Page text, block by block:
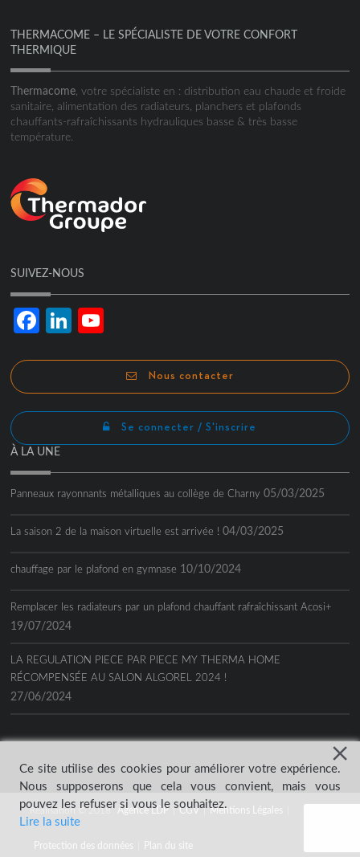
THERMACOME – LE SPÉCIALISTE DE VOTRE CONFORT
THERMIQUE
Thermacome, votre spécialiste en : distribution eau chaude et froide
sanitaire, alimentation des radiateurs, planchers et plafonds
chauffants-rafraîchissants hydrauliques basse & très basse
température.
SUIVEZ-NOUS
FacebookLinkedIn
Nous contacter
Se connecter / S'inscrire
À LA UNE
Panneaux rayonnants métalliques au collège de Charny 05/03/2025
La saison 2 de la maison virtuelle est arrivée ! 04/03/2025
chauffage par le plafond en gymnase 10/10/2024
Remplacer les radiateurs par un plafond chauffant rafraîchissant Acosi+
19/07/2024
LA REGULATION PIECE PAR PIECE MY THERMA HOME
RÉCOMPENSÉE AU SALON ALGOREL 2024 !
27/06/2024
Réalisation © 2018 Agence LDP | CGV | Mentions Légales
Protection des données Plan du site
Ce site utilise des cookies pour améliorer votre expérience.
Nous supposerons que cela vous convient, mais vous
pouvez les refuser si vous le souhaitez.
Lire la suite